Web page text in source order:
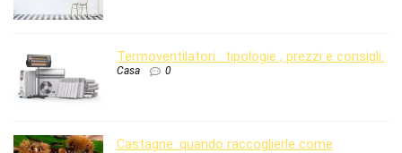
Termoventilatori : tipologie , prezzi e consigli.
Casa 0
Castagne: quando raccoglierle come